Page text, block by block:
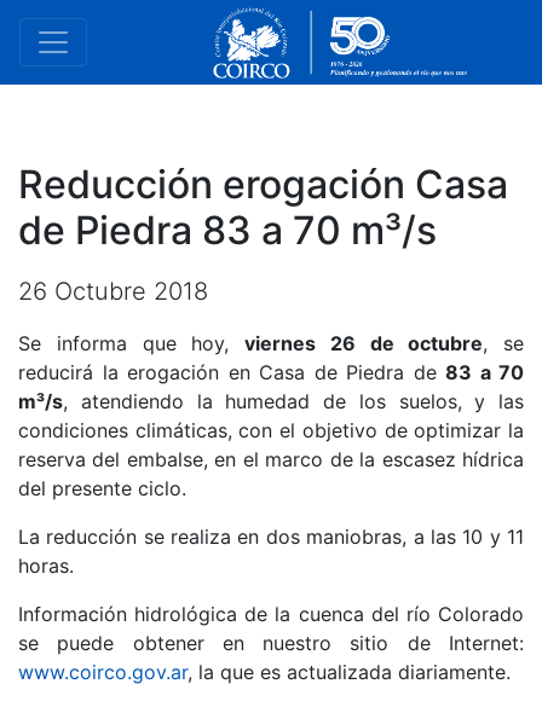
Reducción erogación Casa
de Piedra 83 a 70 m³/s
26 Octubre 2018
Se informa que hoy, viernes 26 de octubre, se
reducirá la erogación en Casa de Piedra de 83 a 70
m³/s, atendiendo la humedad de los suelos, y las
condiciones climáticas, con el objetivo de optimizar la
reserva del embalse, en el marco de la escasez hídrica
del presente ciclo.
La reducción se realiza en dos maniobras, a las 10 y 11
horas.
Información hidrológica de la cuenca del río Colorado
se puede obtener en nuestro sitio de Internet:
www.coirco.gov.ar, la que es actualizada diariamente.